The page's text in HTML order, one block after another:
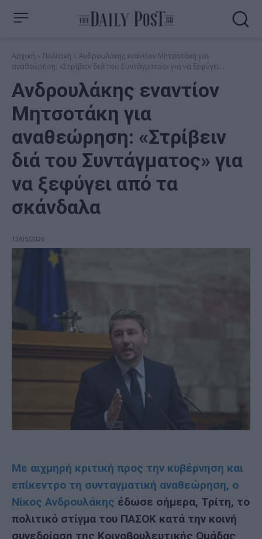
Αρχική Πολιτική
Ανδρουλάκης εναντίον Μητσοτάκη για
αναθεώρηση: «Στρίβειν διά του Συντάγματος» για να ξεφύγει...
Ανδρουλάκης εναντίον
Μητσοτάκη για
αναθεώρηση: «Στρίβειν
διά του Συντάγματος» για
να ξεφύγει από τα
σκάνδαλα
12/05/2026
Με αιχμηρή κριτική προς την κυβέρνηση και
επίκεντρο τη συνταγματική αναθεώρηση, ο
Νίκος Ανδρουλάκης έδωσε σήμερα, Τρίτη, το
πολιτικό στίγμα του ΠΑΣΟΚ κατά την κοινή
συνεδρίαση της Κοινοβουλευτικής Ομάδας